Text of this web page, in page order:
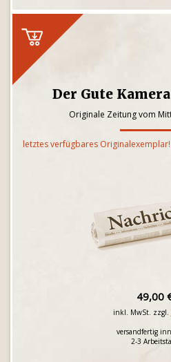
Der Gute
Originale Zeitung vom
letztes verfügbares Originalexemplar!
49,00
inkl. MwSt. zzgl.
versandfertig
2-3